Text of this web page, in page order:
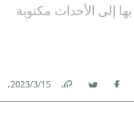
إلى الأحداث مكتوبة
هذه الجزئية كان أثقل
Facebook
Twitter
Link
15‏/3‏/2023
.